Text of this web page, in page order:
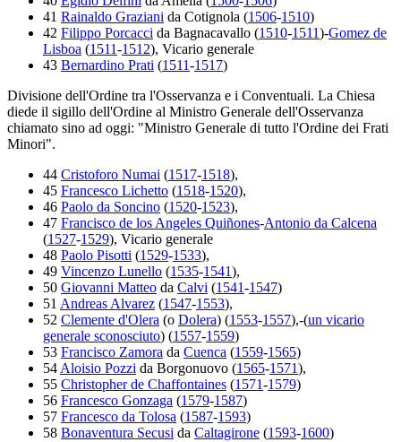
41 Rainaldo Graziani da Cotignola (1506-1510)
42 Filippo Porcacci da Bagnacavallo (1510-1511)-Gomez de
Lisboa (1511-1512), Vicario generale
43 Bernardino Prati (1511-1517)
Divisione dell'Ordine tra l'Osservanza e i Conventuali. La Chiesa
diede il sigillo dell'Ordine al Ministro Generale dell'Osservanza
chiamato sino ad oggi: "Ministro Generale di tutto l'Ordine dei Frati
Minori".
44 Cristoforo Numai (1517-1518),
45 Francesco Lichetto (1518-1520),
46 Paolo da Soncino (1520-1523),
47 Francisco de los Angeles Quiñones-Antonio da Calcena
(1527-1529), Vicario generale
48 Paolo Pisotti (1529-1533),
49 Vincenzo Lunello (1535-1541),
50 Giovanni Matteo da Calvi (1541-1547)
51 Andreas Alvarez (1547-1553),
52 Clemente d'Olera (o Dolera) (1553-1557),-(un vicario
generale sconosciuto) (1557-1559)
53 Francisco Zamora da Cuenca (1559-1565)
54 Aloisio Pozzi da Borgonuovo (1565-1571),
55 Christopher de Chaffontaines (1571-1579)
56 Francesco Gonzaga (1579-1587)
57 Francesco da Tolosa (1587-1593)
58 Bonaventura Secusi da Caltagirone (1593-1600)